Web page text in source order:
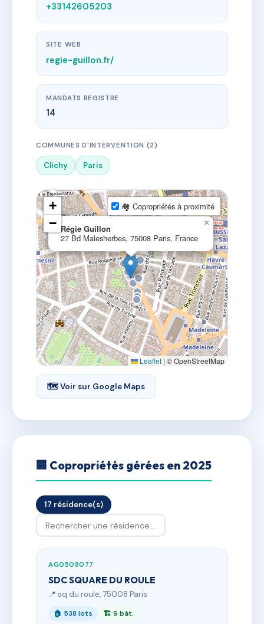
+33142605203
SITE WEB
regie-guillon.fr/
MANDATS REGISTRE
14
COMMUNES D'INTERVENTION (2)
Clichy Paris
Régie Guillon
27 Bd Malesherbes, 75008 Paris, France
×
+
−
🏘 Copropriétés à proximité
Leaflet | © OpenStreetMap
🗺 Voir sur Google Maps
🏢 Copropriétés gérées en 2025
17 résidence(s)
AG0508077
SDC SQUARE DU ROULE
📍 sq du roule, 75008 Paris
🏠 538 lots 🏗 9 bât.